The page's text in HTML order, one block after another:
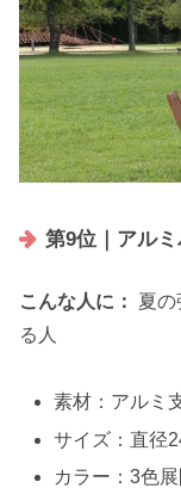
第9位｜アルミ
こんな人に：
夏の
る人
素材：アルミ
サイズ：直径
カラー：3色展